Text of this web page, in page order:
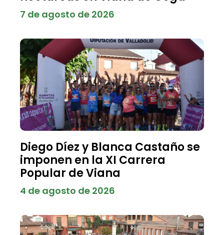
7 de agosto de 2026
Diego Díez y Blanca Castaño se
imponen en la XI Carrera
Popular de Viana
4 de agosto de 2026